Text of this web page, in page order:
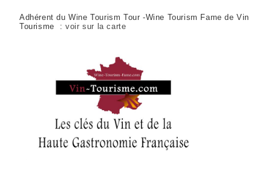
Adhérent du Wine Tourism Tour -Wine Tourism Fame de Vin
Tourisme : voir sur la carte